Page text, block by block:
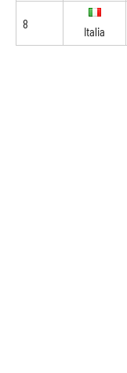
8
Italia